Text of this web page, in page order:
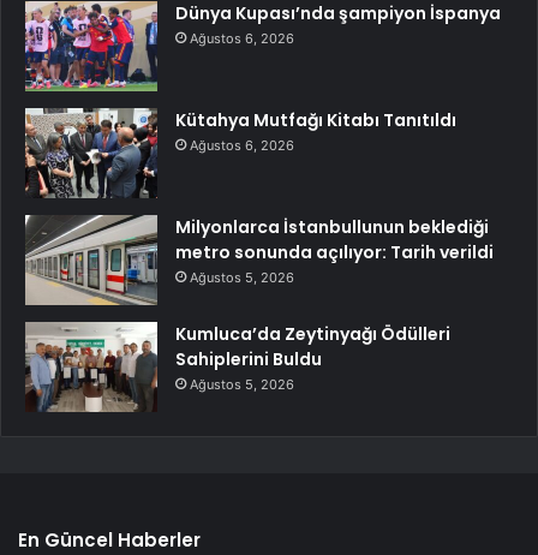
Dünya Kupası’nda şampiyon İspanya
Ağustos 6, 2026
Kütahya Mutfağı Kitabı Tanıtıldı
Ağustos 6, 2026
Milyonlarca İstanbullunun beklediği
metro sonunda açılıyor: Tarih verildi
Ağustos 5, 2026
Kumluca’da Zeytinyağı Ödülleri
Sahiplerini Buldu
Ağustos 5, 2026
En Güncel Haberler